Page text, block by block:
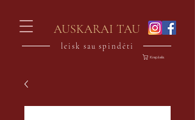
AUSKARAI TAU
leisk sau spindėti
Krepšelis